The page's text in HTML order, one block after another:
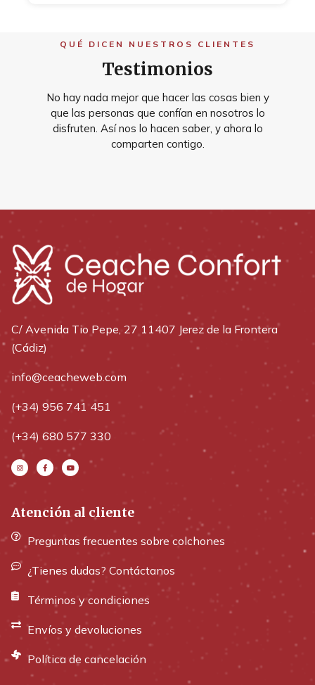
QUÉ DICEN NUESTROS CLIENTES
Testimonios
No hay nada mejor que hacer las cosas bien y
que las personas que confían en nosotros lo
disfruten. Así nos lo hacen saber, y ahora lo
comparten contigo.
C/ Avenida Tio Pepe, 27 11407 Jerez de la Frontera
(Cádiz)
info@ceacheweb.com
(+34) 956 741 451
(+34) 680 577 330
Atención al cliente
Preguntas frecuentes sobre colchones
¿Tienes dudas? Contáctanos
Términos y condiciones
Envíos y devoluciones
Política de cancelación